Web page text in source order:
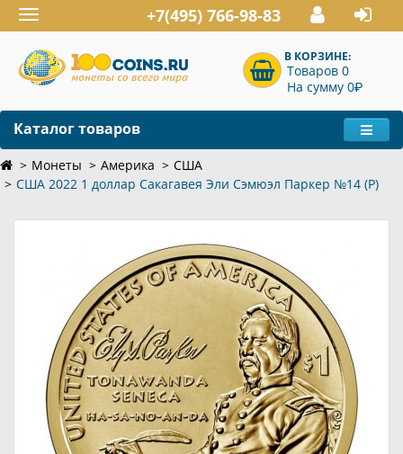
Toggle
navigation
+7(495) 766-98-83
В КОРЗИНЕ:
Товаров 0
На сумму 0P
Каталог товаров
Монеты Америка
США
США 2022 1 доллар Сакагавея Эли Сэмюэл Паркер №14 (P)